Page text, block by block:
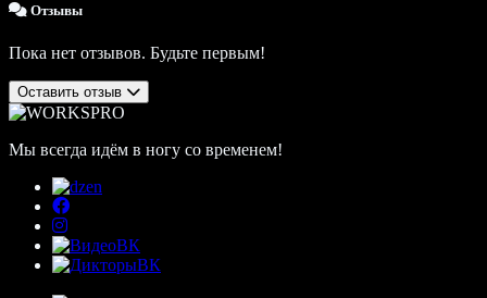
Отзывы
Пока нет отзывов. Будьте первым!
Оставить отзыв
Мы всегда идём в ногу со временем!